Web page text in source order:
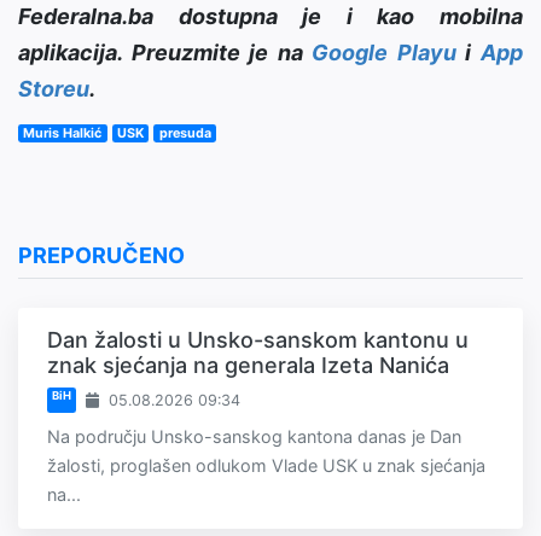
Federalna.ba dostupna je i kao mobilna
aplikacija. Preuzmite je na Google PlayuiApp
Storeu.
Muris Halkić USK presuda
PREPORUČENO
Dan žalosti u Unsko-sanskom kantonu u
znak sjećanja na generala Izeta Nanića
BiH 05.08.2026 09:34
Na području Unsko-sanskog kantona danas je Dan
žalosti, proglašen odlukom Vlade USK u znak sjećanja
na...